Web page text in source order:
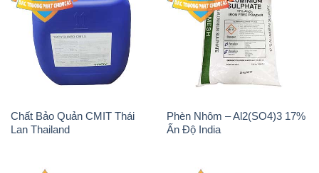
Chất Bảo Quản CMIT Thái
Lan Thailand
Phèn Nhôm – Al2(SO4)3 17%
Ấn Độ India